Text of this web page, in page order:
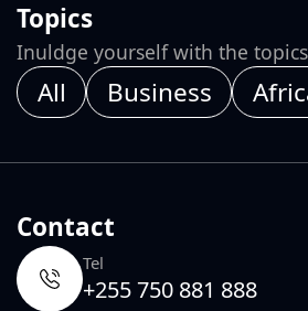
Topics
Inuldge yourself with the
All Business
Contact
Tel
+255 750 881 888